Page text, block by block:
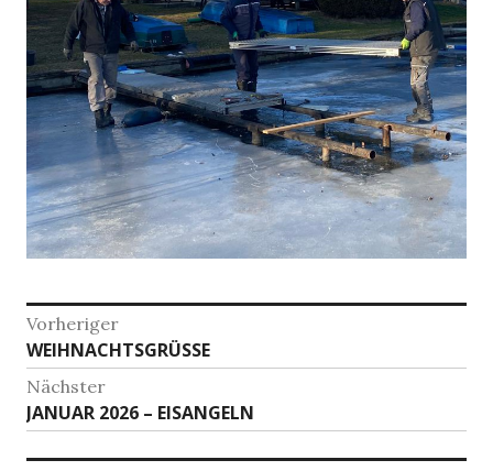
Beitragsnavigation
Vorheriger
Vorheriger
Beitrag:
WEIHNACHTSGRÜSSE
Nächster
Nächster
Beitrag:
JANUAR 2026 – EISANGELN